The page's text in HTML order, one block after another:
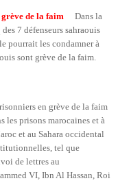
grève de la faim Dans la
7 défenseurs sahraouis
pourrait les condamner à
sont grève de la faim.
en grève de la faim
les prisons marocaines et à
et au Sahara occidental
tel que
de lettres au
VI, Ibn Al Hassan, Roi